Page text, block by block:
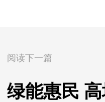
阅读下一篇
绿能惠民